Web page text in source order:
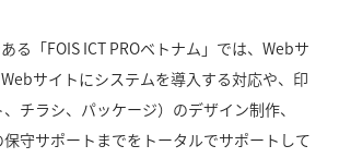
る「FOIS ICT PROベトナム」では、Webサ
サイトにシステムを導入する対応や、印
チラシ、パッケージ）のデザイン制作、
守サポートまでをトータルでサポートして